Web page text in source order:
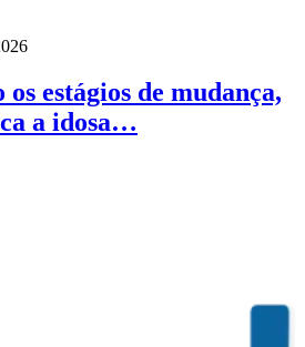
estágios de mudança,
a idosa…